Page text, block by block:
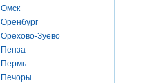
Омск
Оренбург
Орехово-Зуево
Пенза
Пермь
Печоры